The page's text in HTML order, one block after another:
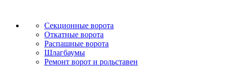
Секционные ворота
Откатные ворота
Распашные ворота
Шлагбаумы
Ремонт ворот и рольставен